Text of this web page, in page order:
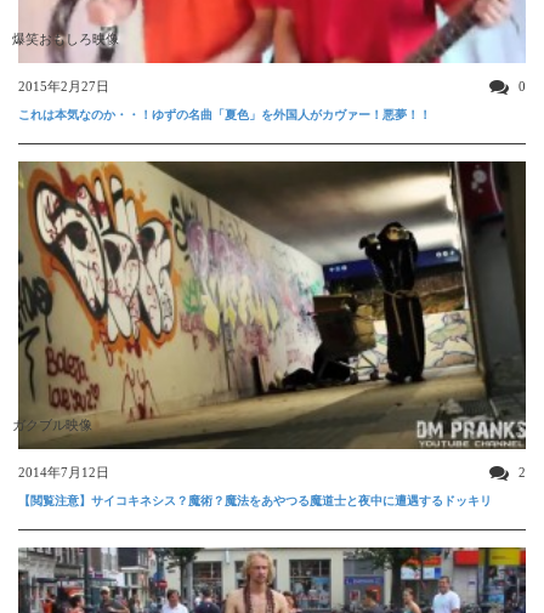
爆笑おもしろ映像
2015年2月27日 0
これは本気なのか・・！ゆずの名曲「夏色」を外国人がカヴァー！悪夢！！
ガクブル映像
2014年7月12日 2
【閲覧注意】サイコキネシス？魔術？魔法をあやつる魔道士と夜中に遭遇するドッキリ